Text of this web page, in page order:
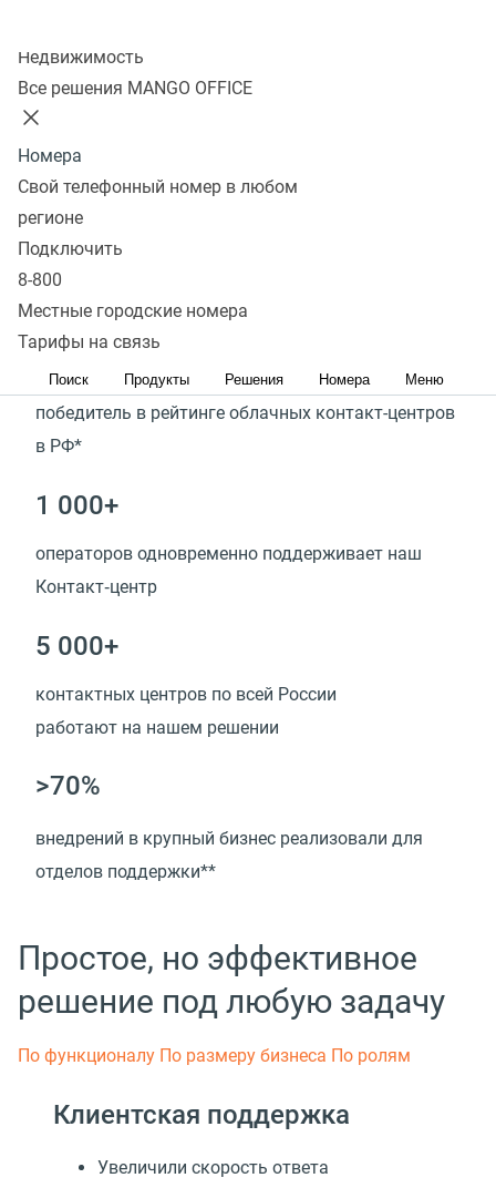
Недвижимость
Все решения MANGO OFFICE
Номера
Свой телефонный номер в любом
регионе
Подключить
8-800
Местные городские номера
Тарифы на связь
Поиск Продукты Решения Номера Меню
Подключить Запросить демо
Омниканальный Контакт‑центр MANGO OFFICE
комплексное решение для работы клиентской
поддержки, продаж и колл‑центров (звонки, чаты,
аналитика, внутреннее общение, автоматизация,
контроль очереди и др.)
ТОП-1
победитель в рейтинге облачных контакт-центров
в РФ*
1 000+
операторов одновременно поддерживает наш
Контакт‑центр
5 000+
контактных центров по всей России
работают на нашем решении
>70%
внедрений в крупный бизнес реализовали для
отделов поддержки**
Простое, но эффективное
решение под любую задачу
По функционалу По размеру бизнеса По ролям
Клиентская поддержка
Увеличили скорость ответа